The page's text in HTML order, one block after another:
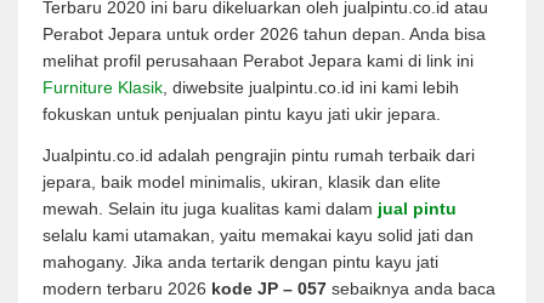
Terbaru 2020 ini baru dikeluarkan oleh jualpintu.co.id atau
Perabot Jepara untuk order 2026 tahun depan. Anda bisa
melihat profil perusahaan Perabot Jepara kami di link ini
Furniture Klasik , diwebsite jualpintu.co.id ini kami lebih
fokuskan untuk penjualan pintu kayu jati ukir jepara.
Jualpintu.co.id adalah pengrajin pintu rumah terbaik dari
jepara, baik model minimalis, ukiran, klasik dan elite
mewah. Selain itu juga kualitas kami dalam jual pintu
selalu kami utamakan, yaitu memakai kayu solid jati dan
mahogany. Jika anda tertarik dengan pintu kayu jati
modern terbaru 2026 kode JP – 057 sebaiknya anda baca